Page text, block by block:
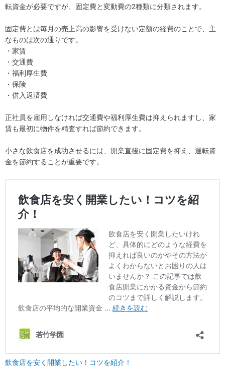
転資金が必要ですが、固定費と変動費の2種類に分類されます。
固定費とは毎月の売上高の影響を受けない定額の経費のことで、主
なものは次の通りです。
・家賃
・交通費
・福利厚生費
・保険
・借入返済費
正社員を雇用しなければ交通費や福利厚生費は抑えられますし、家
賃も最初に物件を精査すれば節約できます。
小さな飲食店を成功させるには、開業直後に固定費を抑え、運転資
金を節約することが重要です。
飲食店を安く開業したい！コツを紹介！